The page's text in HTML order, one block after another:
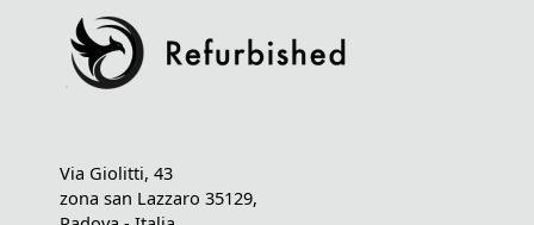
Via Giolitti, 43
zona san Lazzaro 35129,